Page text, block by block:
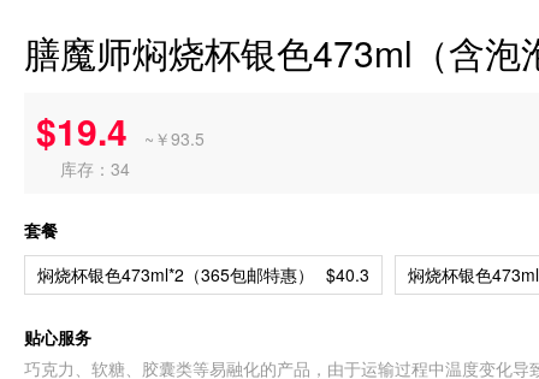
膳魔师焖烧杯银色473ml（含泡
$19.4
~￥93.5
库存：34
套餐
焖烧杯银色473ml*2（365包邮特惠）
$40.3 焖烧杯银色
贴心服务
巧克力、软糖、胶囊类等易融化的产品，由于运输过程中温度变化